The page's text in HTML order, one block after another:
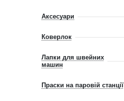
Аксесуари
Коверлок
Лапки для швейних
машин
Праски на паровій станції